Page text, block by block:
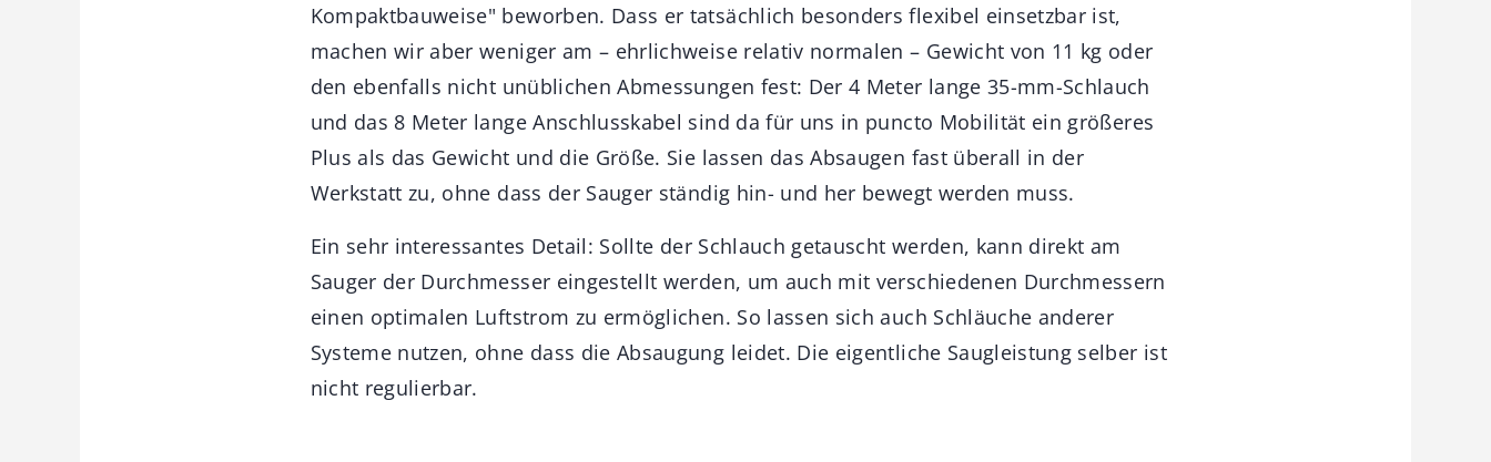
Kompaktbauweise" beworben. Dass er tatsächlich besonders flexibel einsetzbar ist,
machen wir aber weniger am – ehrlichweise relativ normalen – Gewicht von 11 kg oder
den ebenfalls nicht unüblichen Abmessungen fest: Der 4 Meter lange 35-mm-Schlauch
und das 8 Meter lange Anschlusskabel sind da für uns in puncto Mobilität ein größeres
Plus als das Gewicht und die Größe. Sie lassen das Absaugen fast überall in der
Werkstatt zu, ohne dass der Sauger ständig hin- und her bewegt werden muss.
Ein sehr interessantes Detail: Sollte der Schlauch getauscht werden, kann direkt am
Sauger der Durchmesser eingestellt werden, um auch mit verschiedenen Durchmessern
einen optimalen Luftstrom zu ermöglichen. So lassen sich auch Schläuche anderer
Systeme nutzen, ohne dass die Absaugung leidet. Die eigentliche Saugleistung selber ist
nicht regulierbar.